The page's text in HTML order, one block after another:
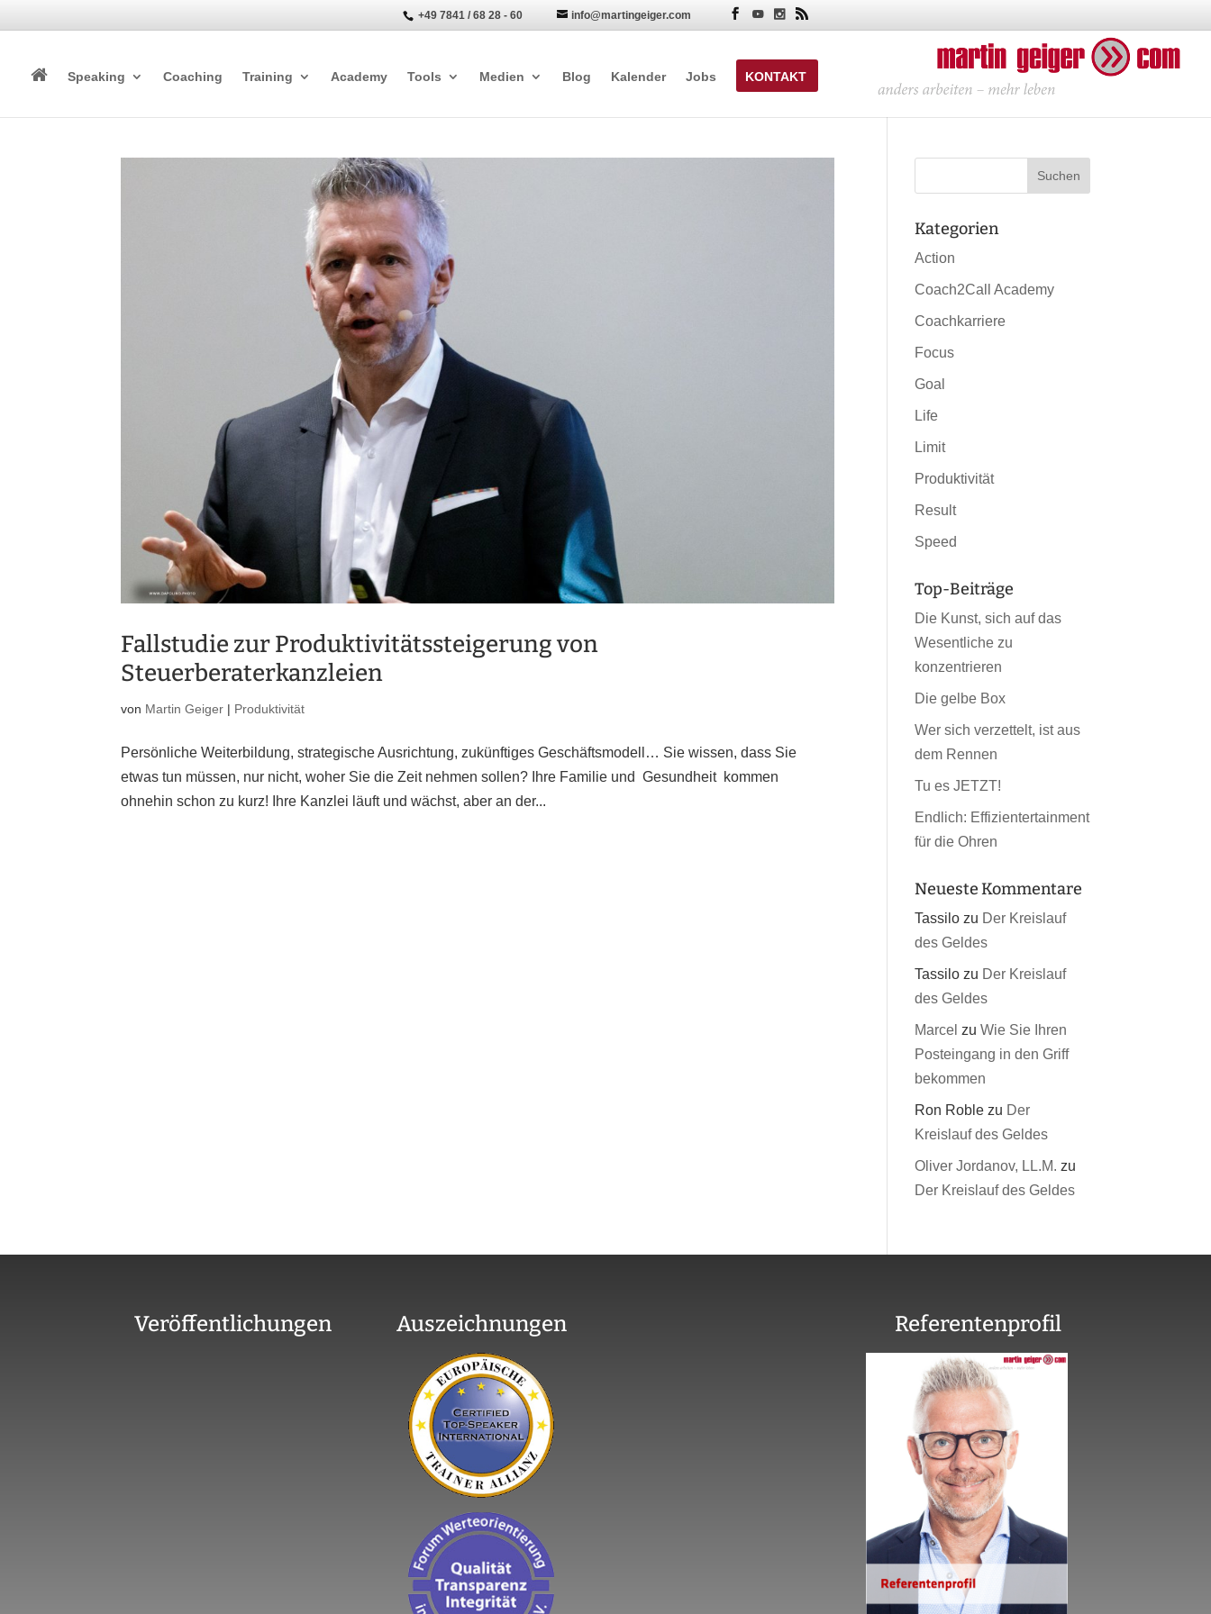
+49 7841 / 68 28 - 60 info@martingeiger.com  
Speaking Coaching Training Academy Tools Medien Blog Kalender Jobs KONTAKT
Fallstudie zur Produktivitätssteigerung von
Steuerberaterkanzleien
von Martin Geiger | Produktivität
Persönliche Weiterbildung, strategische Ausrichtung, zukünftiges Geschäftsmodell… Sie wissen, dass Sie
etwas tun müssen, nur nicht, woher Sie die Zeit nehmen sollen? Ihre Familie und Gesundheit kommen
ohnehin schon zu kurz! Ihre Kanzlei läuft und wächst, aber an der...
Kategorien
Action
Coach2Call Academy
Coachkarriere
Focus
Goal
Life
Limit
Produktivität
Result
Speed
Top-Beiträge
Die Kunst, sich auf das
Wesentliche zu
konzentrieren
Die gelbe Box
Wer sich verzettelt, ist aus
dem Rennen
Tu es JETZT!
Endlich: Effizientertainment
für die Ohren
Neueste Kommentare
Tassilo zu Der Kreislauf
des Geldes
Tassilo zu Der Kreislauf
des Geldes
Marcel zuWie Sie Ihren
Posteingang in den Griff
bekommen
Ron Roble zu Der
Kreislauf des Geldes
Oliver Jordanov, LL.M. zu
Der Kreislauf des Geldes
Veröffentlichungen Auszeichnungen Referentenprofil